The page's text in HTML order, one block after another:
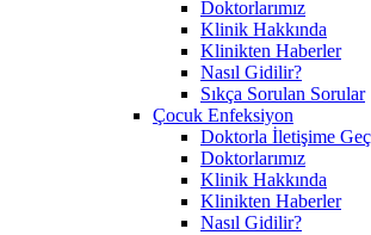
Doktorlarımız
Klinik Hakkında
Klinikten Haberler
Nasıl Gidilir?
Sıkça Sorulan Sorular
Çocuk Enfeksiyon
Doktorla İletişime Geç
Doktorlarımız
Klinik Hakkında
Klinikten Haberler
Nasıl Gidilir?